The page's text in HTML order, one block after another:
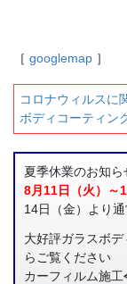
［ googlemap ］
コロナウィルスに
ボディコーティン
夏季休業のお知ら
8月11日（火）～
14日（金）より
大好評ガラスボ
らご覧ください
カーフィルム施工